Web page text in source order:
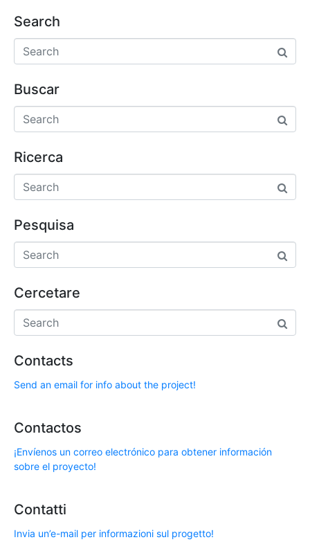
Search
Buscar
Ricerca
Pesquisa
Cercetare
Contacts
Send an email for info about the project!
Contactos
¡Envíenos un correo electrónico para obtener información
sobre el proyecto!
Contatti
Invia un’e-mail per informazioni sul progetto!